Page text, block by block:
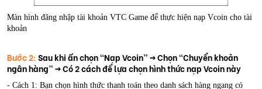
Màn hình đăng nhập tài khoản VTC Game để thực hiện nạp Vcoin cho tài
khoản
Bước 2:Sau khi ấn chọn “Nạp Vcoin” -> Chọn “Chuyển khoản
ngân hàng” -> Có 2 cách để lựa chọn hình thức nạp Vcoin này
- Cách 1: Bạn chọn hình thức thanh toán theo danh sách hàng ngang có